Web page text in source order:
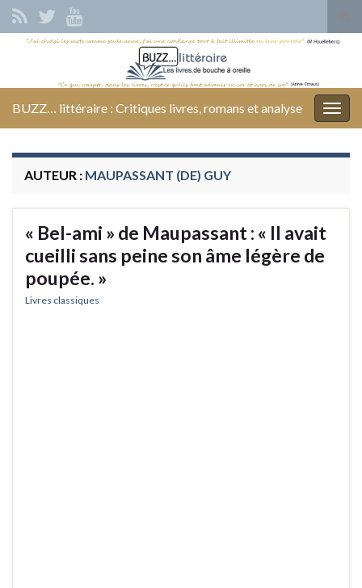
Search for:
BUZZ… littéraire : Critiques livres, romans et analyse
AUTEUR : MAUPASSANT (DE) GUY
« Bel-ami » de Maupassant : « Il avait
cueilli sans peine son âme légère de
poupée. »
Livres classiques